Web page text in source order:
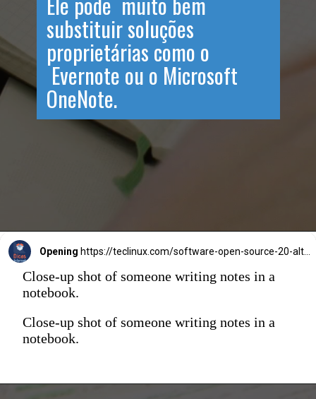
substituir soluções
proprietárias como o
Evernote ou o Microsoft
OneNote.
Opening
Close-up shot of someone writing notes in a
notebook.
Close-up shot of someone writing notes in a
notebook.